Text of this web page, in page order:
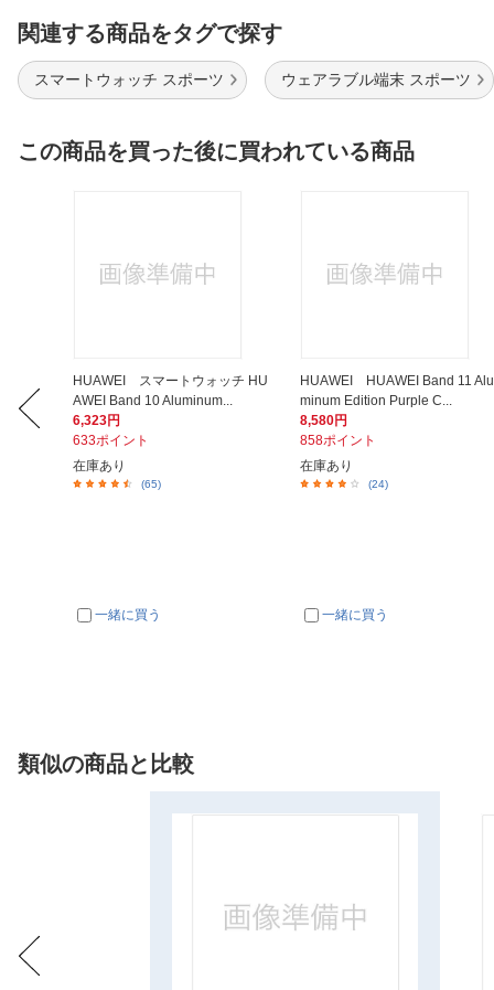
関連する商品をタグで探す
スマートウォッチ スポーツ ウェアラブル端末 スポーツ
この商品を買った後に買われている商品
HUAWEI スマートウォッチ HU
AWEI Band 10 Aluminum...
6,323円
633ポイント
在庫あり
(65)
一緒に買う
HUAWEI HUAWEI Band 11 Alu
minum Edition Purple C...
8,580円
858ポイント
在庫あり
(24)
一緒に買う
類似の商品と比較